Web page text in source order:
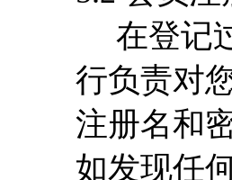
在登记
行负责对
注册名和
如发现任